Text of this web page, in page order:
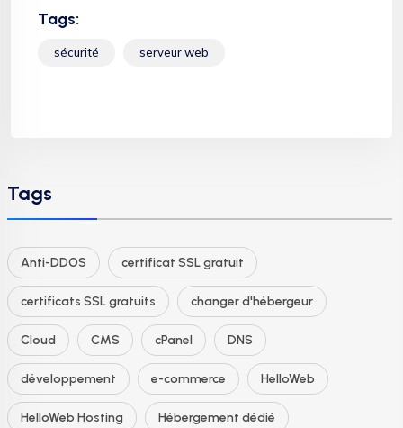
Tags:
sécurité serveur web
Tags
Anti-DDOS certificat SSL gratuit
certificats SSL gratuits changer d'hébergeur
Cloud CMS cPanel DNS
développement e-commerce HelloWeb
HelloWeb Hosting Hébergement dédié